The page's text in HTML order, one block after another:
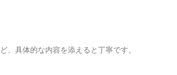
、具体的な内容を添えると丁寧です。